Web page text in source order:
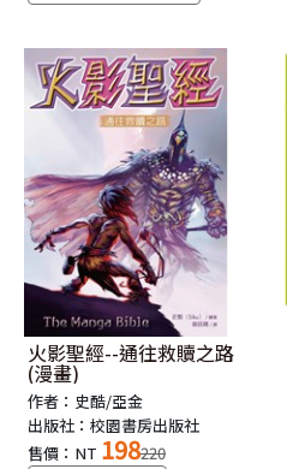
火影聖經--通往救贖之路
(漫畫)
作者：史酷/亞金
出版社：校園書房出版社
售價：NT 198220